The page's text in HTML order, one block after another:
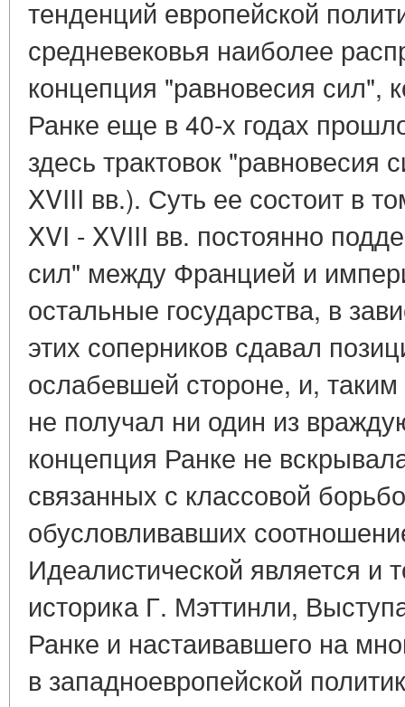
тенденций европейской
средневековья наиболее
концепция "равновесия сил",
Ранке еще в 40-х годах
здесь трактовок "равновесия
XVIII вв.). Суть ее состоит в
XVI - XVIII вв. постоянно
сил" между Францией и
остальные государства, в
этих соперников сдавал
ослабевшей стороне, и,
не получал ни один из
концепция Ранке не
связанных с классовой
обусловливавших
Идеалистической является и
историка Г. Мэттинли,
Ранке и настаивавшего на
в западноевропейской